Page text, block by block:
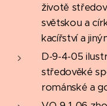
životě
světskou a
kacířství a
D-9-4-05
středověké
románské a